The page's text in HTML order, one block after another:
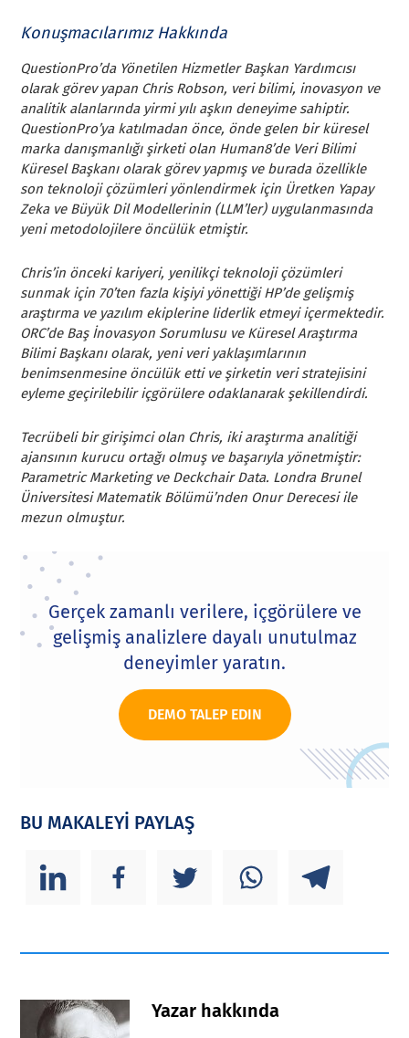
Konuşmacılarımız Hakkında
QuestionPro’da Yönetilen Hizmetler Başkan Yardımcısı
olarak görev yapan Chris Robson, veri bilimi, inovasyon ve
analitik alanlarında yirmi yılı aşkın deneyime sahiptir.
QuestionPro’ya katılmadan önce, önde gelen bir küresel
marka danışmanlığı şirketi olan Human8’de Veri Bilimi
Küresel Başkanı olarak görev yapmış ve burada özellikle
son teknoloji çözümleri yönlendirmek için Üretken Yapay
Zeka ve Büyük Dil Modellerinin (LLM’ler) uygulanmasında
yeni metodolojilere öncülük etmiştir.
Chris’in önceki kariyeri, yenilikçi teknoloji çözümleri
sunmak için 70’ten fazla kişiyi yönettiği HP’de gelişmiş
araştırma ve yazılım ekiplerine liderlik etmeyi içermektedir.
ORC’de Baş İnovasyon Sorumlusu ve Küresel Araştırma
Bilimi Başkanı olarak, yeni veri yaklaşımlarının
benimsenmesine öncülük etti ve şirketin veri stratejisini
eyleme geçirilebilir içgörülere odaklanarak şekillendirdi.
Tecrübeli bir girişimci olan Chris, iki araştırma analitiği
ajansının kurucu ortağı olmuş ve başarıyla yönetmiştir:
Parametric Marketing ve Deckchair Data. Londra Brunel
Üniversitesi Matematik Bölümü’nden Onur Derecesi ile
mezun olmuştur.
Gerçek zamanlı verilere, içgörülere ve
gelişmiş analizlere dayalı unutulmaz
deneyimler yaratın.
DEMO TALEP EDIN
BU MAKALEYİ PAYLAŞ
Yazar hakkında